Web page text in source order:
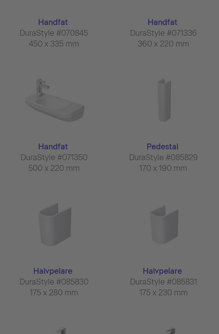
Handfat
DuraStyle #070845
450 x 335 mm
Handfat
DuraStyle #071336
360 x 220 mm
Handfat
DuraStyle #071350
500 x 220 mm
Pedestal
DuraStyle #085829
170 x 190 mm
Halvpelare
DuraStyle #085830
175 x 280 mm
Halvpelare
DuraStyle #085831
175 x 230 mm